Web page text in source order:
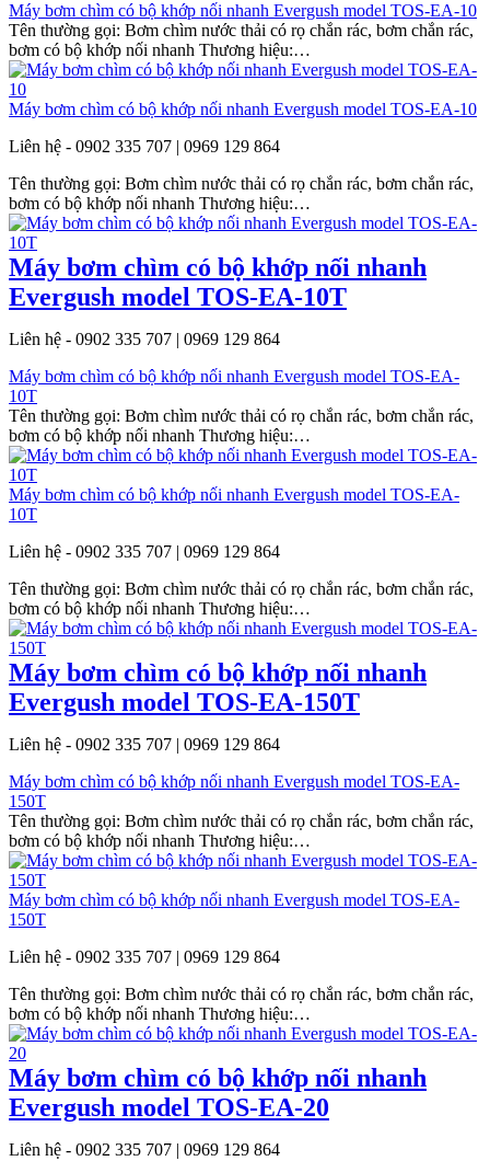
Máy bơm chìm có bộ khớp nối nhanh Evergush model TOS-EA-10
Tên thường gọi: Bơm chìm nước thải có rọ chắn rác, bơm chắn rác,
bơm có bộ khớp nối nhanh Thương hiệu:…
Máy bơm chìm có bộ khớp nối nhanh Evergush model TOS-EA-10
Liên hệ - 0902 335 707 | 0969 129 864
Tên thường gọi: Bơm chìm nước thải có rọ chắn rác, bơm chắn rác,
bơm có bộ khớp nối nhanh Thương hiệu:…
Máy bơm chìm có bộ khớp nối nhanh
Evergush model TOS-EA-10T
Liên hệ - 0902 335 707 | 0969 129 864
Máy bơm chìm có bộ khớp nối nhanh Evergush model TOS-EA-
10T
Tên thường gọi: Bơm chìm nước thải có rọ chắn rác, bơm chắn rác,
bơm có bộ khớp nối nhanh Thương hiệu:…
Máy bơm chìm có bộ khớp nối nhanh Evergush model TOS-EA-
10T
Liên hệ - 0902 335 707 | 0969 129 864
Tên thường gọi: Bơm chìm nước thải có rọ chắn rác, bơm chắn rác,
bơm có bộ khớp nối nhanh Thương hiệu:…
Máy bơm chìm có bộ khớp nối nhanh
Evergush model TOS-EA-150T
Liên hệ - 0902 335 707 | 0969 129 864
Máy bơm chìm có bộ khớp nối nhanh Evergush model TOS-EA-
150T
Tên thường gọi: Bơm chìm nước thải có rọ chắn rác, bơm chắn rác,
bơm có bộ khớp nối nhanh Thương hiệu:…
Máy bơm chìm có bộ khớp nối nhanh Evergush model TOS-EA-
150T
Liên hệ - 0902 335 707 | 0969 129 864
Tên thường gọi: Bơm chìm nước thải có rọ chắn rác, bơm chắn rác,
bơm có bộ khớp nối nhanh Thương hiệu:…
Máy bơm chìm có bộ khớp nối nhanh
Evergush model TOS-EA-20
Liên hệ - 0902 335 707 | 0969 129 864